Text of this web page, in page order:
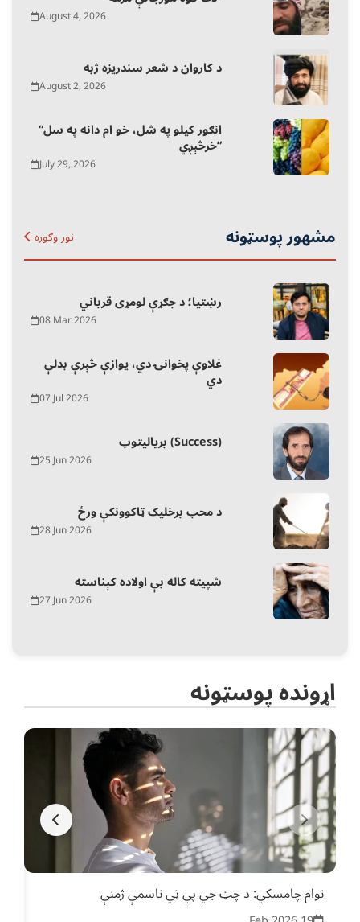
August 4, 2026
د کاروان د شعر سندریزه ژبه
August 2, 2026
“انګور کیلو په شل، خو ام دانه په سل
خرڅېږي”
July 29, 2026
مشهور پوسټونه نور وګوره
رښتیا؛ د جګړې لومړی قرباني
08 Mar 2026
غلاوې پخوانۍ دي، یوازې څېرې بدلې
دي
07 Jul 2026
بریالیتوب (Success)
25 Jun 2026
د محب برخلیک ټاکوونکې ورځ
28 Jun 2026
شپیته کاله بې اولاده کېناسته
27 Jun 2026
اړونده پوسټونه
نوام چامسکي: د چټ جي پي ټي ناسمې ژمنې